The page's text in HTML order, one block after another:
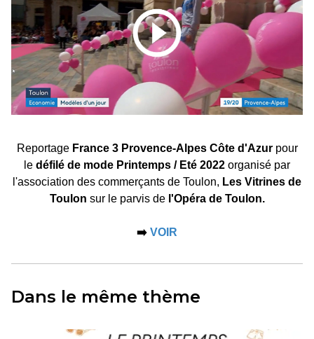
Reportage France 3 Provence-Alpes Côte d'Azurpour
le défilé de mode Printemps / Eté 2022 organisé par
l'association des commerçants de Toulon, Les Vitrines de
Toulon sur le parvis del'Opéra de Toulon.
➡️ VOIR
Dans le même thème